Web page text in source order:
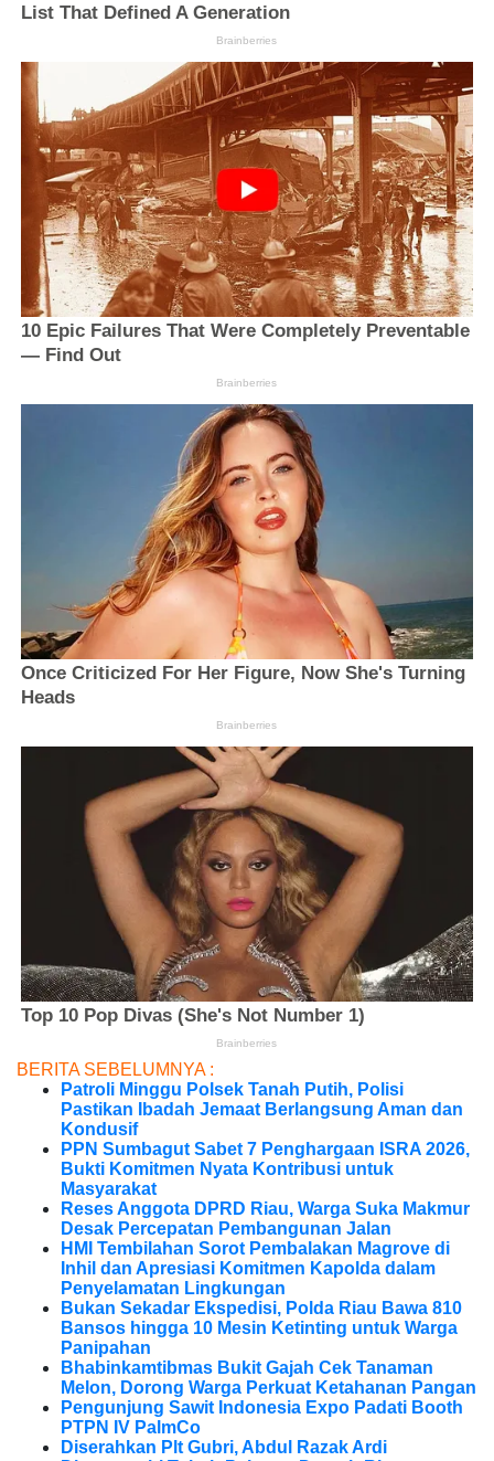
BERITA SEBELUMNYA :
Patroli Minggu Polsek Tanah Putih, Polisi
Pastikan Ibadah Jemaat Berlangsung Aman dan
Kondusif
PPN Sumbagut Sabet 7 Penghargaan ISRA 2026,
Bukti Komitmen Nyata Kontribusi untuk
Masyarakat
Reses Anggota DPRD Riau, Warga Suka Makmur
Desak Percepatan Pembangunan Jalan
HMI Tembilahan Sorot Pembalakan Magrove di
Inhil dan Apresiasi Komitmen Kapolda dalam
Penyelamatan Lingkungan
Bukan Sekadar Ekspedisi, Polda Riau Bawa 810
Bansos hingga 10 Mesin Ketinting untuk Warga
Panipahan
Bhabinkamtibmas Bukit Gajah Cek Tanaman
Melon, Dorong Warga Perkuat Ketahanan Pangan
Pengunjung Sawit Indonesia Expo Padati Booth
PTPN IV PalmCo
Diserahkan Plt Gubri, Abdul Razak Ardi